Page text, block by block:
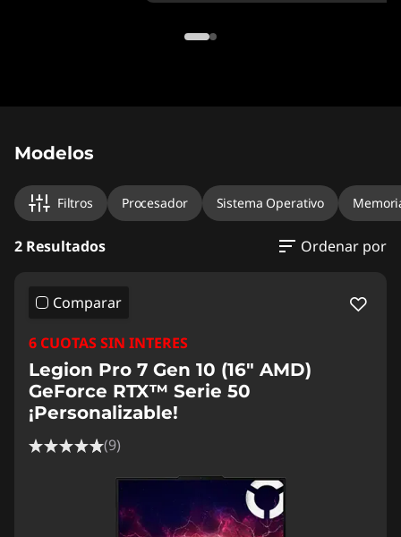
Modelos
Filtros Procesador Sistema Operativo
2 Resultados Ordenar por
Comparar
6 CUOTAS SIN INTERES
Legion Pro 7 Gen 10 (16" AMD)
GeForce RTX™ Serie 50
¡Personalizable!
(9)